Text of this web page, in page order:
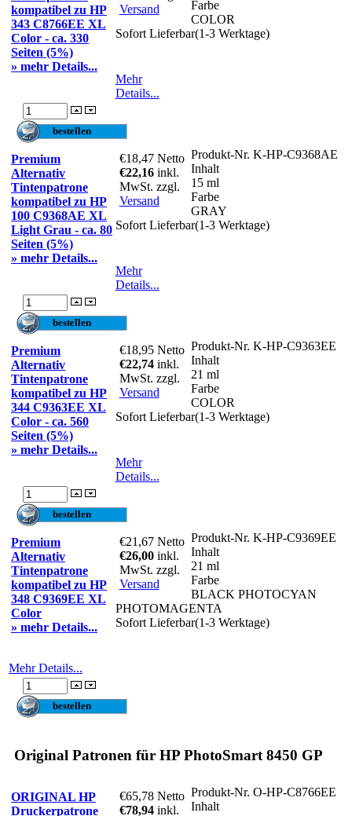
kompatibel zu HP
343 C8766EE XL
Color - ca. 330
Seiten (5%)
» mehr Details...
Versand
Farbe
COLOR
Sofort Lieferbar(1-3 Werktage)
Mehr
Details...
Premium
Alternativ
Tintenpatrone
kompatibel zu HP
100 C9368AE XL
Light Grau - ca. 80
Seiten (5%)
» mehr Details...
€18,47 Netto
€22,16 inkl.
MwSt. zzgl.
Versand
Produkt-Nr. K-HP-C9368AE
Inhalt
15 ml
Farbe
GRAY
Sofort Lieferbar(1-3 Werktage)
Mehr
Details...
Premium
Alternativ
Tintenpatrone
kompatibel zu HP
344 C9363EE XL
Color - ca. 560
Seiten (5%)
» mehr Details...
€18,95 Netto
€22,74 inkl.
MwSt. zzgl.
Versand
Produkt-Nr. K-HP-C9363EE
Inhalt
21 ml
Farbe
COLOR
Sofort Lieferbar(1-3 Werktage)
Mehr
Details...
Premium
Alternativ
Tintenpatrone
kompatibel zu HP
348 C9369EE XL
Color
» mehr Details...
€21,67 Netto
€26,00 inkl.
MwSt. zzgl.
Versand
Produkt-Nr. K-HP-C9369EE
Inhalt
21 ml
Farbe
BLACK PHOTOCYAN
PHOTOMAGENTA
Sofort Lieferbar(1-3 Werktage)
Mehr Details...
Original Patronen für HP PhotoSmart 8450 GP
ORIGINAL HP
Druckerpatrone
€65,78 Netto
€78,94 inkl.
Produkt-Nr. O-HP-C8766EE
Inhalt